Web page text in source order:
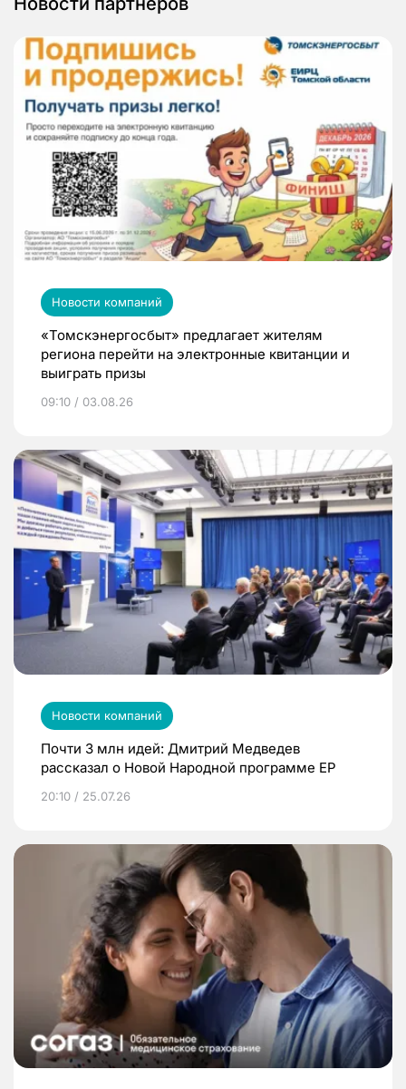
Новости компаний
«Томскэнергосбыт» предлагает жителям
региона перейти на электронные квитанции и
выиграть призы
09:10 / 03.08.26
Новости компаний
Почти 3 млн идей: Дмитрий Медведев
рассказал о Новой Народной программе ЕР
20:10 / 25.07.26